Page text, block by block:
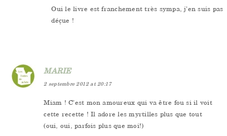
Oui le livre est franchement très sympa, j’en suis pas
déçue !
MARIE
2 septembre 2012 at 20:17
Miam ! C’est mon amoureux qui va être fou si il voit
cette recette ! Il adore les myrtilles plus que tout
(oui, oui, parfois plus que moi!)